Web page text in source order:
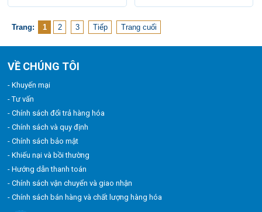
Trang: 1 2 3 Tiếp Trang cuối
VỀ CHÚNG TÔI
- Khuyến mại
- Tư vấn
- Chính sách đổi trả hàng hóa
- Chính sách và quy định
- Chính sách bảo mật
- Khiếu nại và bồi thường
- Hướng dẫn thanh toán
- Chính sách vận chuyển và giao nhận
- Chính sách bán hàng và chất lượng hàng hóa